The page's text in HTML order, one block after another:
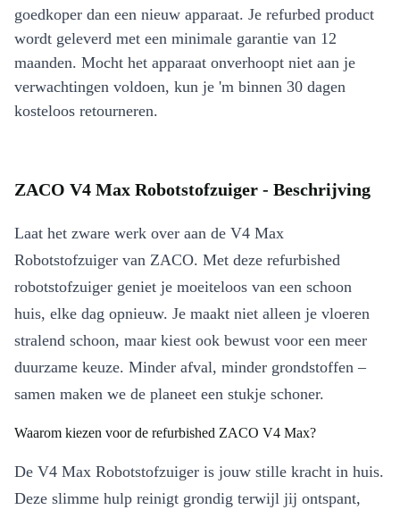
goedkoper dan een nieuw apparaat. Je refurbed product
wordt geleverd met een minimale garantie van 12
maanden. Mocht het apparaat onverhoopt niet aan je
verwachtingen voldoen, kun je 'm binnen 30 dagen
kosteloos retourneren.
ZACO V4 Max Robotstofzuiger - Beschrijving
Laat het zware werk over aan de V4 Max
Robotstofzuiger van ZACO. Met deze refurbished
robotstofzuiger geniet je moeiteloos van een schoon
huis, elke dag opnieuw. Je maakt niet alleen je vloeren
stralend schoon, maar kiest ook bewust voor een meer
duurzame keuze. Minder afval, minder grondstoffen –
samen maken we de planeet een stukje schoner.
Waarom kiezen voor de refurbished ZACO V4 Max?
De V4 Max Robotstofzuiger is jouw stille kracht in huis.
Deze slimme hulp reinigt grondig terwijl jij ontspant,